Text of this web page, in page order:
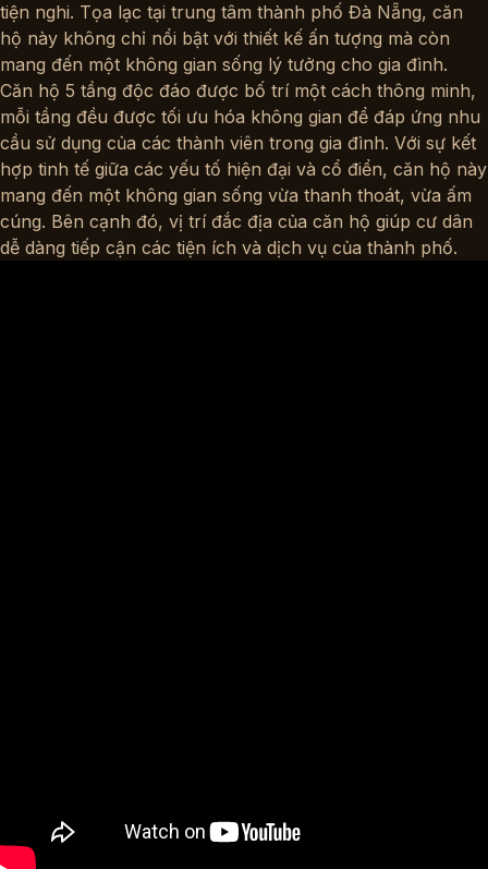
tiện nghi. Tọa lạc tại trung tâm thành phố Đà Nẵng, căn
hộ này không chỉ nổi bật với thiết kế ấn tượng mà còn
mang đến một không gian sống lý tưởng cho gia đình.
Căn hộ 5 tầng độc đáo được bố trí một cách thông minh,
mỗi tầng đều được tối ưu hóa không gian để đáp ứng nhu
cầu sử dụng của các thành viên trong gia đình. Với sự kết
hợp tinh tế giữa các yếu tố hiện đại và cổ điển, căn hộ này
mang đến một không gian sống vừa thanh thoát, vừa ấm
cúng. Bên cạnh đó, vị trí đắc địa của căn hộ giúp cư dân
dễ dàng tiếp cận các tiện ích và dịch vụ của thành phố.